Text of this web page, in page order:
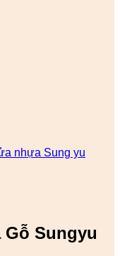
nhựa Sung yu
Sungyu